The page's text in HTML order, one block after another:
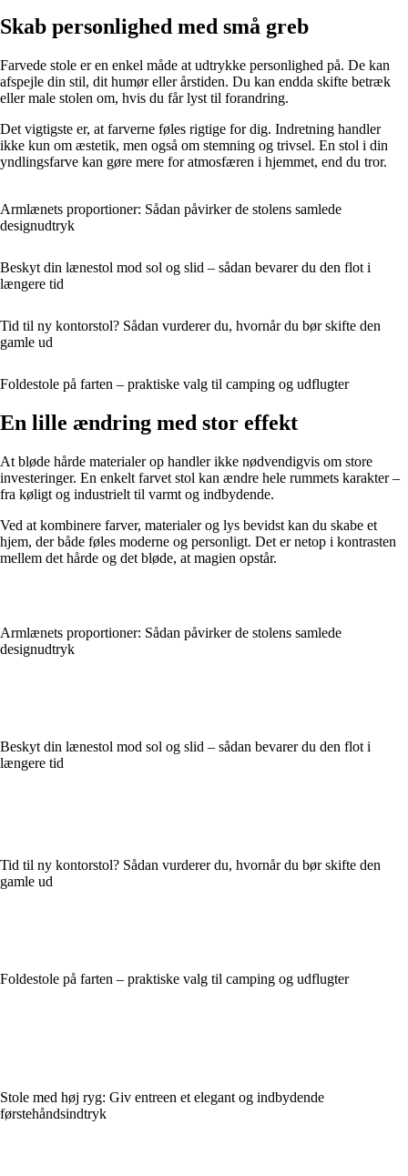
Skab personlighed med små greb
Farvede stole er en enkel måde at udtrykke personlighed på. De kan
afspejle din stil, dit humør eller årstiden. Du kan endda skifte betræk
eller male stolen om, hvis du får lyst til forandring.
Det vigtigste er, at farverne føles rigtige for dig. Indretning handler
ikke kun om æstetik, men også om stemning og trivsel. En stol i din
yndlingsfarve kan gøre mere for atmosfæren i hjemmet, end du tror.
Armlænets proportioner: Sådan påvirker de stolens samlede
designudtryk
Beskyt din lænestol mod sol og slid – sådan bevarer du den flot i
længere tid
Tid til ny kontorstol? Sådan vurderer du, hvornår du bør skifte den
gamle ud
Foldestole på farten – praktiske valg til camping og udflugter
En lille ændring med stor effekt
At bløde hårde materialer op handler ikke nødvendigvis om store
investeringer. En enkelt farvet stol kan ændre hele rummets karakter –
fra køligt og industrielt til varmt og indbydende.
Ved at kombinere farver, materialer og lys bevidst kan du skabe et
hjem, der både føles moderne og personligt. Det er netop i kontrasten
mellem det hårde og det bløde, at magien opstår.
Armlænets proportioner: Sådan påvirker de stolens samlede
designudtryk
Beskyt din lænestol mod sol og slid – sådan bevarer du den flot i
længere tid
Tid til ny kontorstol? Sådan vurderer du, hvornår du bør skifte den
gamle ud
Foldestole på farten – praktiske valg til camping og udflugter
Stole med høj ryg: Giv entreen et elegant og indbydende
førstehåndsindtryk